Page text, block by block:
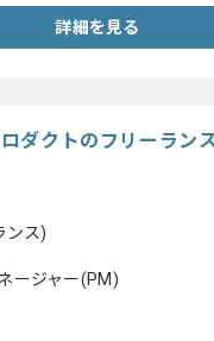
詳細を見る
ロダクトのフリーラン
ンス)
ージャー(PM)